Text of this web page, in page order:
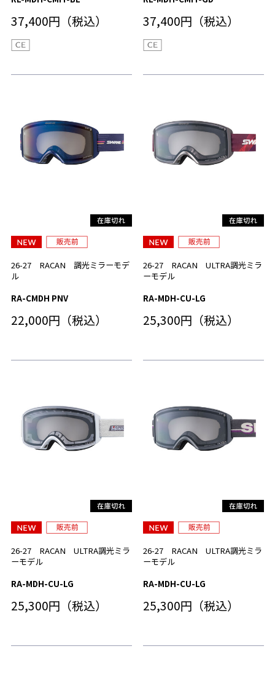
37,400円（税込） 37,400円（税込）
26-27 RACAN 調光ミラーモデ
ル
RA-CMDH PNV
22,000円（税込）
26-27 RACAN ULTRA調光ミラ
ーモデル
RA-MDH-CU-LG
25,300円（税込）
26-27 RACAN ULTRA調光ミラ
ーモデル
RA-MDH-CU-LG
25,300円（税込）
26-27 RACAN ULTRA調光ミラ
ーモデル
RA-MDH-CU-LG
25,300円（税込）